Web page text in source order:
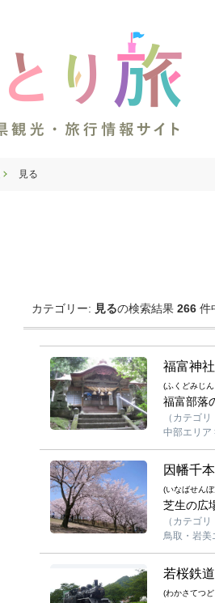
見る
カテゴリー: 見るの検索結果 266 件
福富神社
(ふくどみじ
福富部落
（カテゴ
中部エリア
因幡千
(いなばせん
芝生の広
（カテゴ
鳥取・岩美
若桜鉄
(わかさてつ